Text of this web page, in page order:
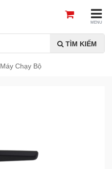
MENU
TÌM KIẾM
Máy Chạy Bộ